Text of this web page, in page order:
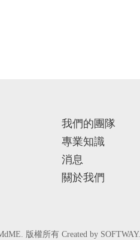
我們的團隊
專業知識
消息
關於我們
版權所有Created by SOFTWAY.